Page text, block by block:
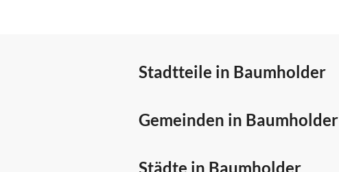
Stadtteile in Baumholder
Gemeinden in Baumholder
Städte in Baumholder